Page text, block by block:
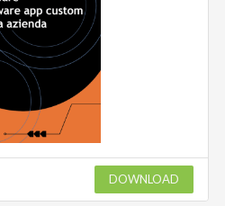
DOWNLOAD